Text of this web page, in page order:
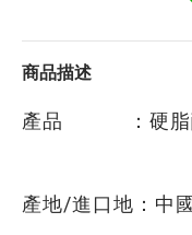
商品描述
產品 ：硬脂
產地/進口地：中國